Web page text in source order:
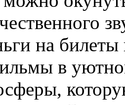
на
в